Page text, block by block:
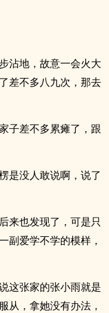
沾地，故意一会火大
差不多八九次，那去
子差不多累瘫了，跟
是没人敢说啊，说了
来也发现了，可是只
副爱学不学的模样，
这张家的张小雨就是
从，拿她没有办法，